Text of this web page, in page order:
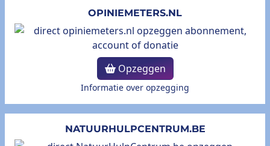
OPINIEMETERS.NL
Opzeggen
Informatie over opzegging
NATUURHULPCENTRUM.BE